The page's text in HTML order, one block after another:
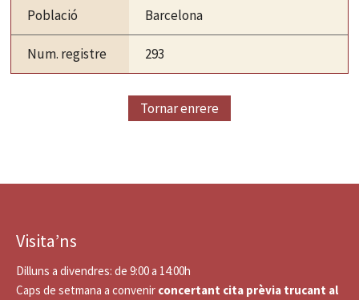
Població Barcelona
Num. registre 293
Tornar enrere
Visita’ns
Dilluns a divendres: de 9:00 a 14:00h
Caps de setmana a convenir concertant cita prèvia trucant al